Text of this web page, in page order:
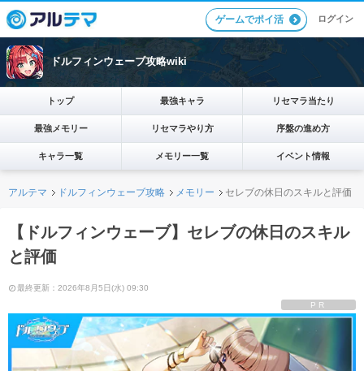
ゲームでポイ活 ログイン
ドルフィンウェーブ攻略wiki
トップ 最強キャラ リセマラ当たり
最強メモリー リセマラやり方 序盤の進め方
キャラ一覧 メモリー一覧 イベント情報
アルテマ ドルフィンウェーブ攻略 メモリー セレブの休日のスキルと評価
【ドルフィンウェーブ】セレブの休日のスキル
と評価
最終更新：2026年8月5日(水) 09:30
PR